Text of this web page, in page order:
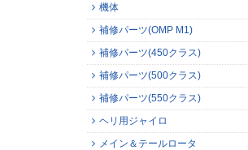
機体
補修パーツ(OMP M1)
補修パーツ(450クラス)
補修パーツ(500クラス)
補修パーツ(550クラス)
ヘリ用ジャイロ
メイン＆テールロータ